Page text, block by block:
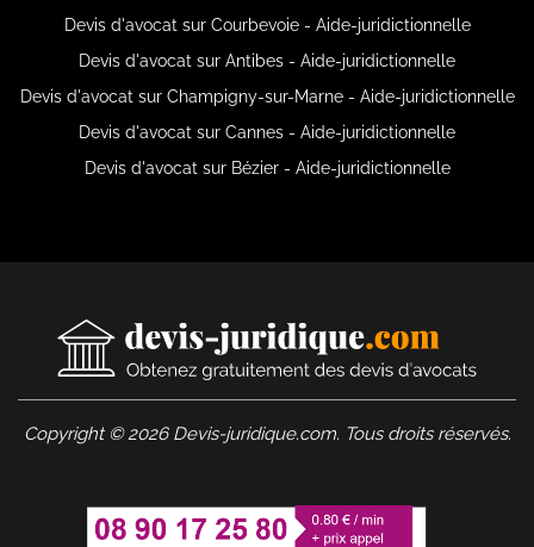
Devis d'avocat sur Courbevoie - Aide-juridictionnelle
Devis d'avocat sur Antibes - Aide-juridictionnelle
Devis d'avocat sur Champigny-sur-Marne - Aide-juridictionnelle
Devis d'avocat sur Cannes - Aide-juridictionnelle
Devis d'avocat sur Bézier - Aide-juridictionnelle
Copyright © 2026 Devis-juridique.com. Tous droits réservés.